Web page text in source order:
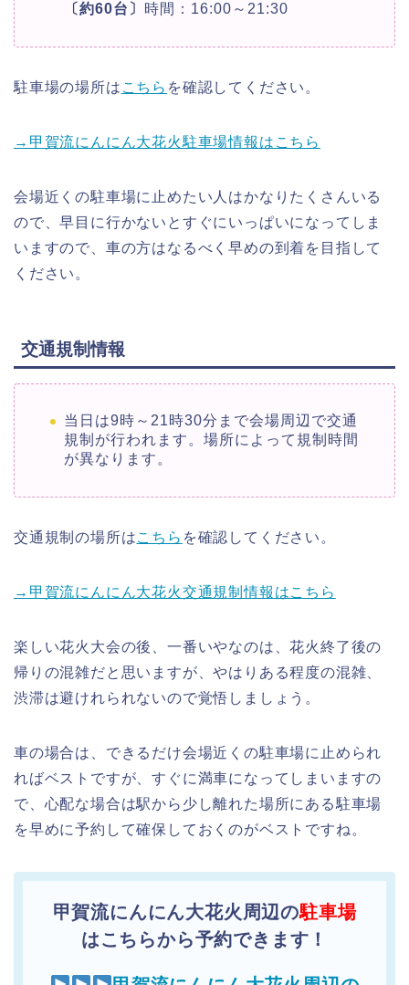
〔約60台〕 時間：16:00～21:30
駐車場の場所は こちら を確認してください。
→甲賀流にんにん大花火駐車場情報はこちら
会場近くの駐車場に止めたい人はかなりたくさんいる
ので、早目に行かないとすぐにいっぱいになってしま
いますので、車の方はなるべく早めの到着を目指して
ください。
交通規制情報
当日は9時～21時30分まで会場周辺で交通
規制が行われます。場所によって規制時間
が異なります。
交通規制の場所はこちら を確認してください。
→甲賀流にんにん大花火交通規制情報はこちら
楽しい花火大会の後、一番いやなのは、花火終了後の
帰りの混雑だと思いますが、やはりある程度の混雑、
渋滞は避けれられないので覚悟しましょう。
車の場合は、できるだけ会場近くの駐車場に止められ
ればベストですが、すぐに満車になってしまいますの
で、心配な場合は駅から少し離れた場所にある駐車場
を早めに予約して確保しておくのがベストですね。
甲賀流にんにん大花火周辺の駐車場
はこちらから予約できます！